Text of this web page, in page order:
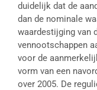
duidelijk dat de
dan de nominale
waardestijging van
vennootschappen
voor de
vorm van een
over 2005. De